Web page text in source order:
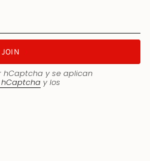
JOIN
hCaptcha y se aplican
y los